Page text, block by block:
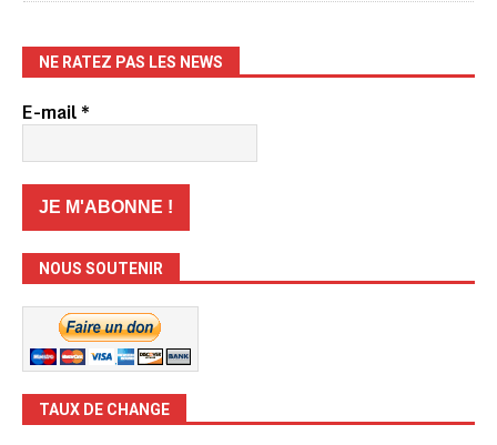
NE RATEZ PAS LES NEWS
E-mail*
NOUS SOUTENIR
TAUX DE CHANGE